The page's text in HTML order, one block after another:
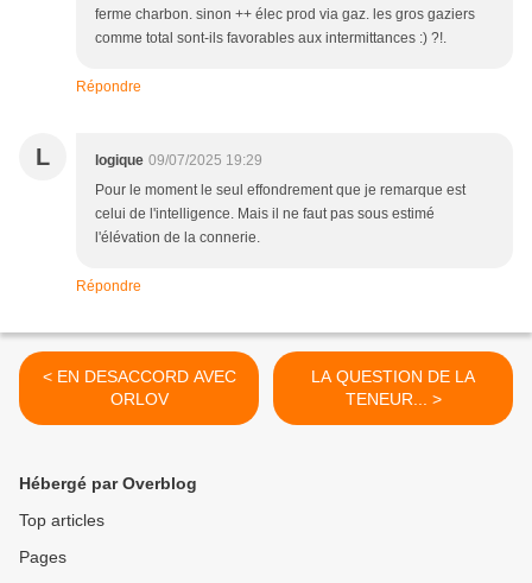
ferme charbon. sinon ++ élec prod via gaz. les gros gaziers
comme total sont-ils favorables aux intermittances :) ?!.
Répondre
L logique 09/07/2025 19:29
Pour le moment le seul effondrement que je remarque est
celui de l'intelligence. Mais il ne faut pas sous estimé
l'élévation de la connerie.
Répondre
< EN DESACCORD AVEC
ORLOV
LA QUESTION DE LA
TENEUR... >
Hébergé par Overblog
Top articles
Pages